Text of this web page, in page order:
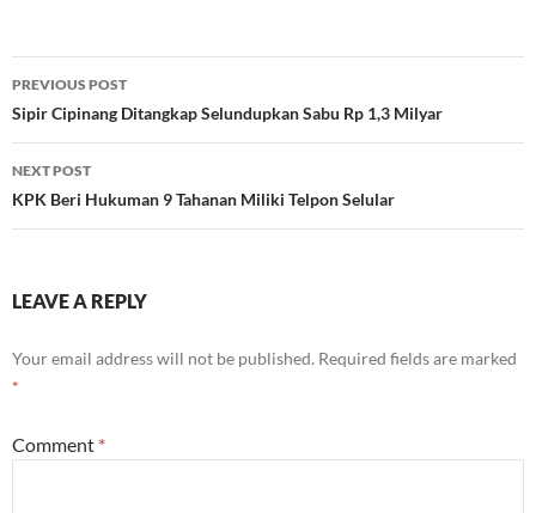
Post
navigation
PREVIOUS POST
Sipir Cipinang Ditangkap Selundupkan Sabu Rp 1,3 Milyar
NEXT POST
KPK Beri Hukuman 9 Tahanan Miliki Telpon Selular
LEAVE A REPLY
Your email address will not be published. Required fields are marked
*
Comment *